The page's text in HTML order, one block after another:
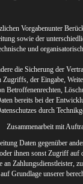
Vorgabenunter
sowie der
und
die Sicherung der
Zugriffs, der Eingabe,
Betroffenenrechten,
bereits bei der
durch
Zusammenarbeit mit
Daten gegenüber
ihnen sonst Zugriff
Zahlungsdienstleister,
Grundlage unserer